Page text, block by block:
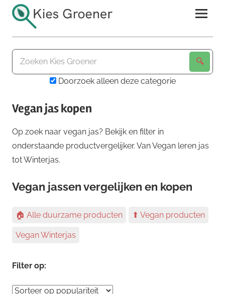
naar
inhoudKies
GroenerDoorzoek alleen deze categorie
Vegan jas kopen
Op zoek naar vegan jas? Bekijk en filter in
onderstaande productvergelijker. Van Vegan leren jas
tot Winterjas.
Vegan jassen vergelijken en kopen
🏠 Alle duurzame producten ⬆ Vegan producten
Vegan Winterjas
Filter op: